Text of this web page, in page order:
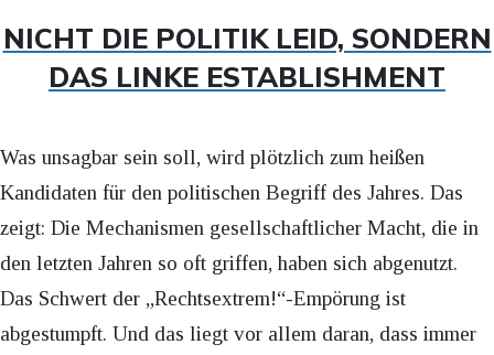
NICHT DIE POLITIK LEID, SONDERN
DAS LINKE ESTABLISHMENT
Was unsagbar sein soll, wird plötzlich zum heißen
Kandidaten für den politischen Begriff des Jahres. Das
zeigt: Die Mechanismen gesellschaftlicher Macht, die in
den letzten Jahren so oft griffen, haben sich abgenutzt.
Das Schwert der „Rechtsextrem!“-Empörung ist
abgestumpft. Und das liegt vor allem daran, dass immer